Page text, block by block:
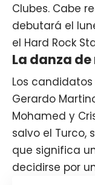
Clubes. Cabe
debutará el
el Hard Rock
La danza
Los
Gerardo
Mohamed y
salvo el Turco,
que significa
decidirse por